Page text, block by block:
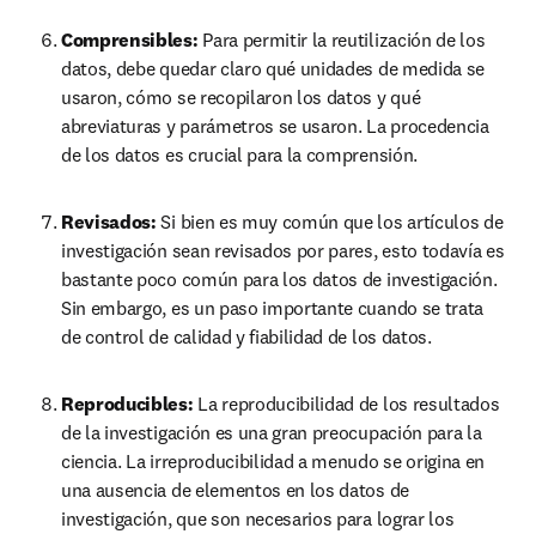
Comprensibles: Para permitir la reutilización de los
datos, debe quedar claro qué unidades de medida se
usaron, cómo se recopilaron los datos y qué
abreviaturas y parámetros se usaron. La procedencia
de los datos es crucial para la comprensión.
Revisados: Si bien es muy común que los artículos de
investigación sean revisados por pares, esto todavía es
bastante poco común para los datos de investigación.
Sin embargo, es un paso importante cuando se trata
de control de calidad y fiabilidad de los datos.
Reproducibles: La reproducibilidad de los resultados
de la investigación es una gran preocupación para la
ciencia. La irreproducibilidad a menudo se origina en
una ausencia de elementos en los datos de
investigación, que son necesarios para lograr los